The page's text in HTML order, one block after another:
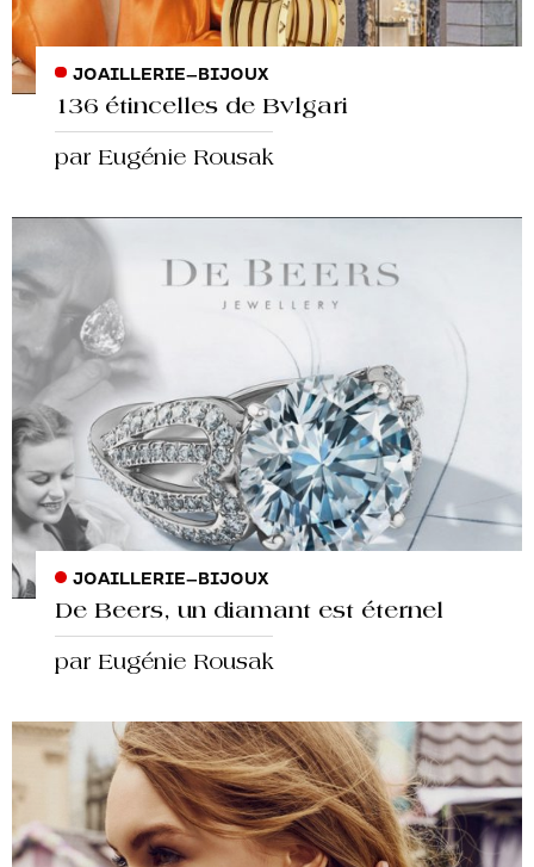
JOAILLERIE–BIJOUX
136 étincelles de Bvlgari
par Eugénie Rousak
JOAILLERIE– BIJOUX
De Beers, un diamant est éternel
par Eugénie Rousak